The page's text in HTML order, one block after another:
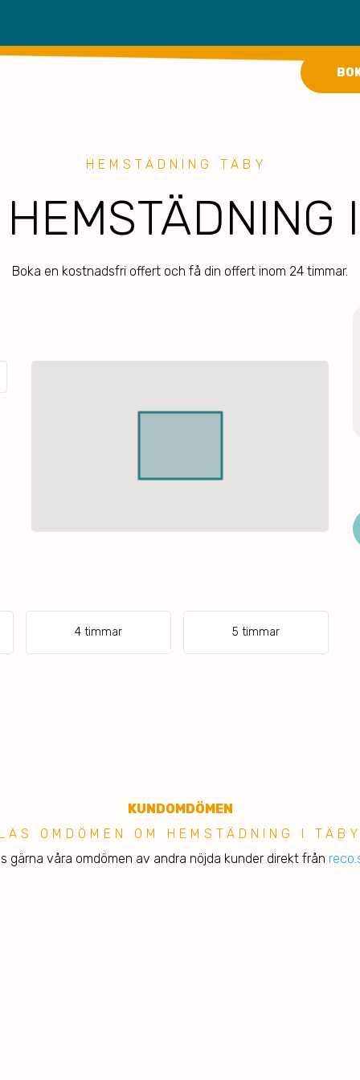
HEMSTÄDNING TÄBY
Boka en kostnadsfri offert och få din offert inom 24 timmar.
4 timmar 5 timmar
KUNDOMDÖMEN
OMDÖMEN OM HEMSTÄDNING I TÄBY
gärna våra omdömen av andra nöjda kunder direkt från